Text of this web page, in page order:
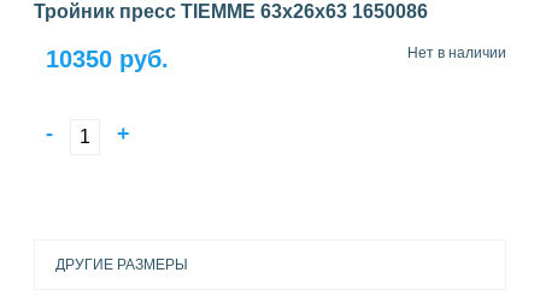
Тройник пресс TIEMME 63x26x63 1650086
10350 руб. Нет в наличии
- +
ДРУГИЕ РАЗМЕРЫ